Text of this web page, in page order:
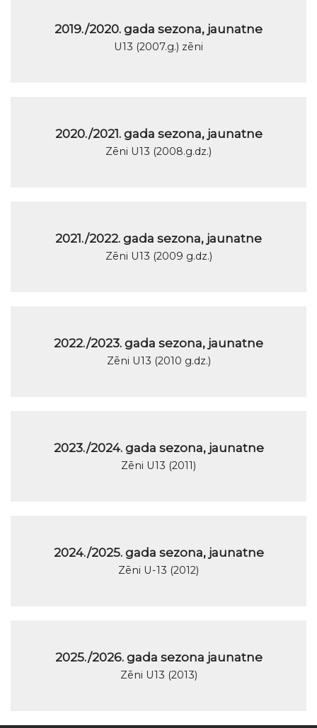
2019./2020. gada sezona, jaunatne
U13 (2007.g.) zēni
2020./2021. gada sezona, jaunatne
Zēni U13 (2008.g.dz.)
2021./2022. gada sezona, jaunatne
Zēni U13 (2009 g.dz.)
2022./2023. gada sezona, jaunatne
Zēni U13 (2010 g.dz.)
2023./2024. gada sezona, jaunatne
Zēni U13 (2011)
2024./2025. gada sezona, jaunatne
Zēni U-13 (2012)
2025./2026. gada sezona jaunatne
Zēni U13 (2013)